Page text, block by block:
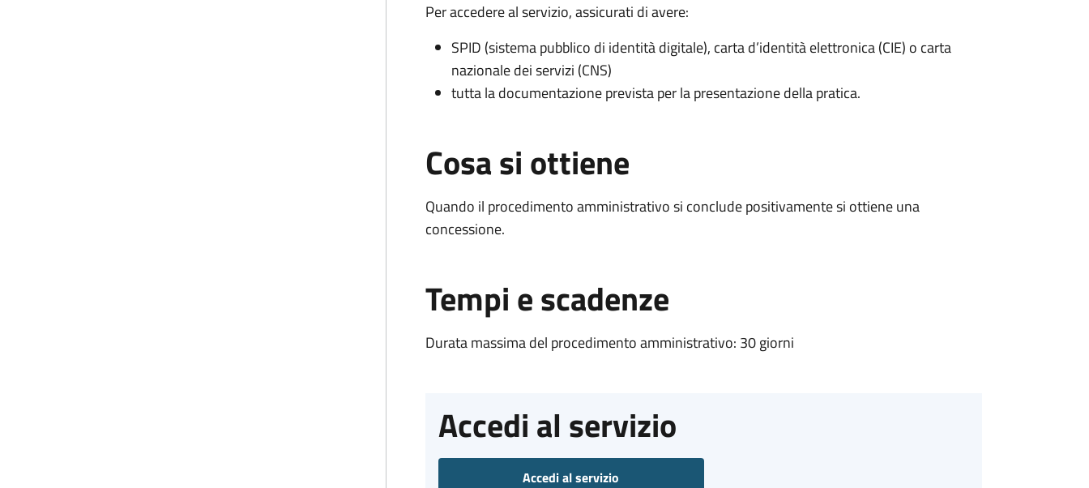
Per accedere al servizio, assicurati di avere:
SPID (sistema pubblico di identità digitale), carta d’identità elettronica (CIE) o carta
nazionale dei servizi (CNS)
tutta la documentazione prevista per la presentazione della pratica.
Cosa si ottiene
Quando il procedimento amministrativo si conclude positivamente si ottiene una
concessione.
Tempi e scadenze
Durata massima del procedimento amministrativo: 30 giorni
Accedi al servizio
Accedi al servizio